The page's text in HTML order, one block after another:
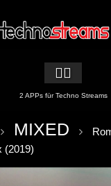
🏳️‍🌈
2 APPs für Techno Streams
MIXED
(2019)